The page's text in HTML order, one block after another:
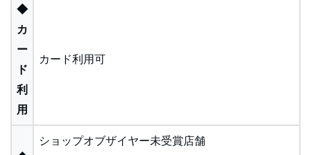
◆
カ
ー
ド
利
用
カード利用可
ショップオブザイヤー未受賞店舗